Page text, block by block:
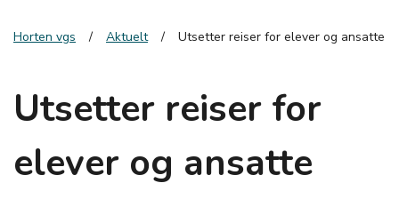
Horten vgs Aktuelt Utsetter reiser for elever og ansatte
Utsetter reiser for
elever og ansatte